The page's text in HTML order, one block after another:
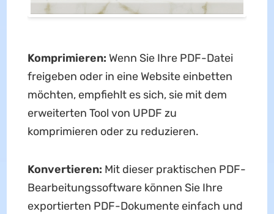
Komprimieren: Wenn Sie Ihre PDF-Datei
freigeben oder in eine Website einbetten
möchten, empfiehlt es sich, sie mit dem
erweiterten Tool von UPDF zu
komprimieren oder zu reduzieren.
Konvertieren: Mit dieser praktischen PDF-
Bearbeitungssoftware können Sie Ihre
exportierten PDF-Dokumente einfach und